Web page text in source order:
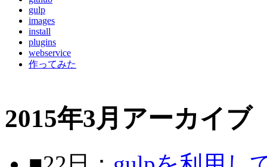
gulp
images
install
plugins
webservice
作ってみた
2015年3月アーカイブ